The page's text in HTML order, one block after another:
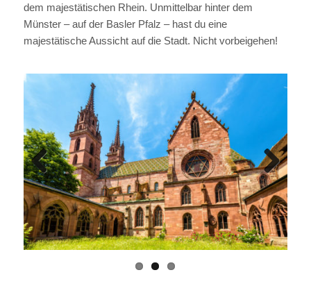
dem majestätischen Rhein. Unmittelbar hinter dem
Münster – auf der Basler Pfalz – hast du eine
majestätische Aussicht auf die Stadt. Nicht vorbeigehen!
Previous Next